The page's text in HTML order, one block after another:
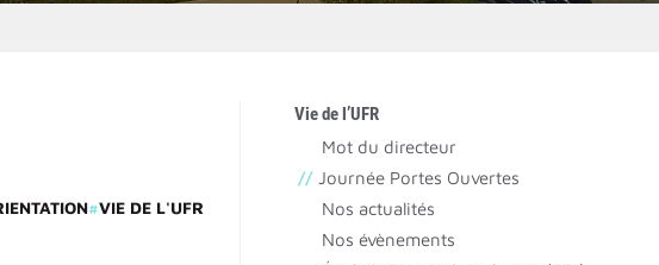
#VIE DE L'UFR
Vie de l’UFR
Mot du directeur
Journée Portes Ouvertes
Nos actualités
Nos évènements